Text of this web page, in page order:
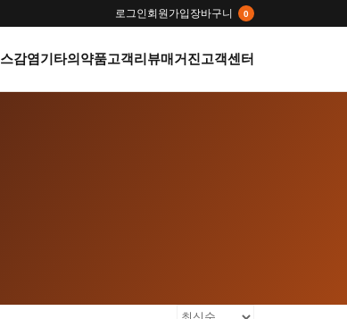
로그인회원가입장바구니 0
감염기타의약품고객리뷰매거진 고객센터